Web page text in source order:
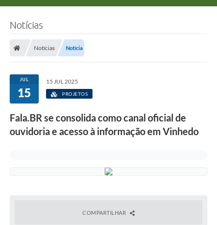
Licitações
Transparência
Concursos e Processos Seletivos
Notícias
Notícias Notícia
JUL
15
15 JUL 2025
PROJETOS
Fala.BR se consolida como canal oficial de
ouvidoria e acesso à informação em Vinhedo
COMPARTILHAR